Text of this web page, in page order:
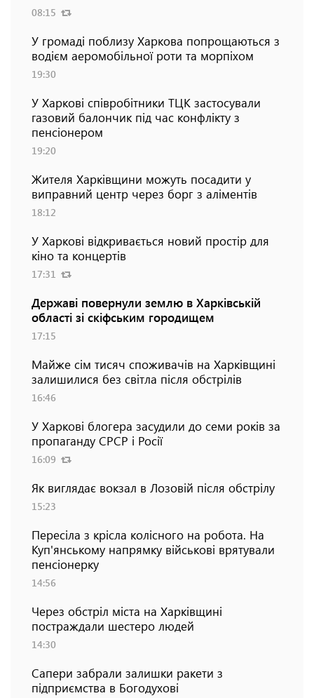
08:15
У громаді поблизу Харкова попрощаються з
водієм аеромобільної роти та морпіхом
19:30
У Харкові співробітники ТЦК застосували
газовий балончик під час конфлікту з
пенсіонером
19:20
Жителя Харківщини можуть посадити у
виправний центр через борг з аліментів
18:12
У Харкові відкривається новий простір для
кіно та концертів
17:31
Державі повернули землю в Харківській
області зі скіфським городищем
17:15
Майже сім тисяч споживачів на Харківщині
залишилися без світла після обстрілів
16:46
У Харкові блогера засудили до семи років за
пропаганду СРСР і Росії
16:09
Як виглядає вокзал в Лозовій після обстрілу
15:23
Пересіла з крісла колісного на робота. На
Куп'янському напрямку військові врятували
пенсіонерку
14:56
Через обстріл міста на Харківщині
постраждали шестеро людей
14:30
Сапери забрали залишки ракети з
підприємства в Богодухові